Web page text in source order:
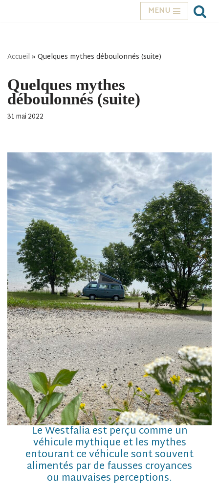
contenu
MENU
Accueil » Quelques mythes déboulonnés (suite)
Quelques mythes
déboulonnés (suite)
31 mai 2022
Le Westfalia est perçu comme un
véhicule mythique et les mythes
entourant ce véhicule sont souvent
alimentés par de fausses croyances
ou mauvaises perceptions.